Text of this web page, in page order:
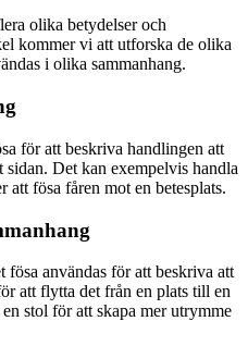
olika betydelser och
kommer vi att utforska de olika
i olika sammanhang.
för att beskriva handlingen att
Det kan exempelvis handla
fösa fåren mot en betesplats.
fösa användas för att beskriva att
att flytta det från en plats till en
stol för att skapa mer utrymme